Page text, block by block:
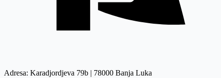
Adresa: Karadjordjeva 79b | 78000 Banja Luka